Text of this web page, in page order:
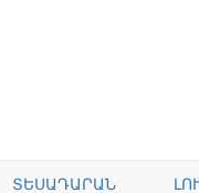
ՏԵՍԱԴԱՐԱՆ